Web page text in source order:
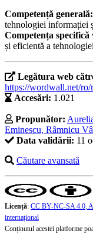
Competență generală:
tehnologiei informației
Competența
și eficientă a
Legătura web
https://wordwall.net/ro/
Accesări: 1.021
Propunător:
Eminescu, Râmnicu
Data validării: 11
Căutare avansată
Licență: CC BY-NC-SA 4.0,
internațional
Conținutul acestei platforme